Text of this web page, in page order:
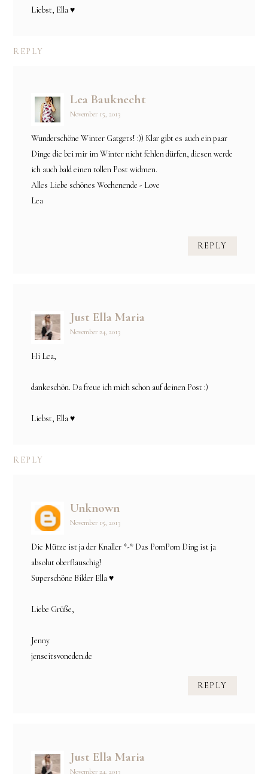
Liebst, Ella ♥
REPLY
Lea Bauknecht
November 15, 2013
Wunderschöne Winter Gatgets! :)) Klar gibt es auch ein paar
Dinge die bei mir im Winter nicht fehlen dürfen, diesen werde
ich auch bald einen tollen Post widmen.
Alles Liebe schönes Wochenende - Love
Lea
REPLY
Just Ella Maria
November 24, 2013
Hi Lea,
dankeschön. Da freue ich mich schon auf deinen Post :)
Liebst, Ella ♥
REPLY
Unknown
November 15, 2013
Die Mütze ist ja der Knaller *-* Das PomPom Ding ist ja
absolut oberflauschig!
Superschöne Bilder Ella ♥
Liebe Grüße,
Jenny
jenseitsvoneden.de
REPLY
Just Ella Maria
November 24, 2013